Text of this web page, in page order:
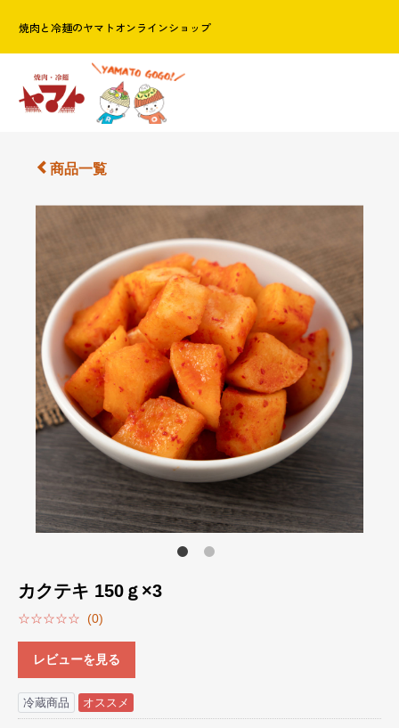
焼肉と冷麺のヤマトオンラインショップ
商品一覧
カクテキ 150ｇ×3
☆☆☆☆☆ (0)
レビューを見る
冷蔵商品 オススメ